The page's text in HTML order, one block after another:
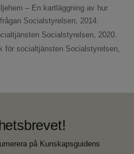
– En kartläggning av hur
Socialstyrelsen, 2014.
Socialstyrelsen, 2020.
för socialtjänsten Socialstyrelsen,
på Kunskapsguidens